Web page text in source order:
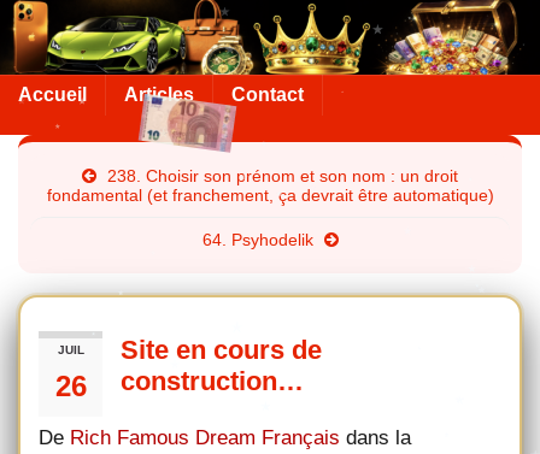
Accueil Articles Contact
238. Choisir son prénom et son nom : un droit
fondamental (et franchement, ça devrait être automatique)
64. Psyhodelik
JUIL
26
Site en cours de
construction…
De Rich Famous Dream Français dans la